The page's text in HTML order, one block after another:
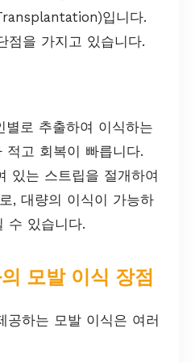
입니다.
점을 가지고 있습니다.
별로 추출하여 이식하는
적고 회복이 빠릅니다.
있는 스트립을 절개하여
, 대량의 이식이 가능하
수 있습니다.
모발 이식 장점
공하는 모발 이식은 여러